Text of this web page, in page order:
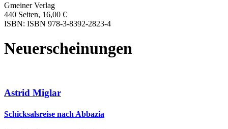
Gmeiner Verlag
440 Seiten, 16,00 €
ISBN: ISBN 978-3-8392-2823-4
Neuerscheinungen
Astrid Miglar
Schicksalsreise nach Abbazia